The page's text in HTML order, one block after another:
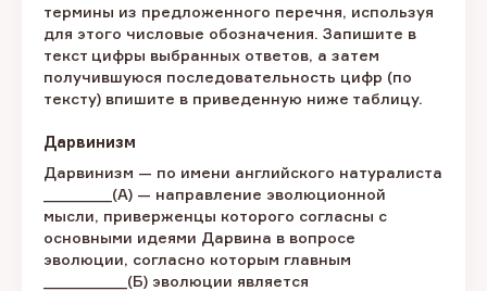
термины из предложенного перечня, используя
для этого числовые обозначения. Запишите в
текст цифры выбранных ответов, а затем
получившуюся последовательность цифр (по
тексту) впишите в приведенную ниже таблицу.
Дарвинизм
Дарвинизм — по имени английского натуралиста
_________(А) — направление эволюционной
мысли, приверженцы которого согласны с
основными идеями Дарвина в вопросе
эволюции, согласно которым главным
___________(Б) эволюции является